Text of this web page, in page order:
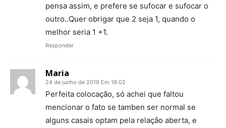
pensa assim, e prefere se sufocar e sufocar o
outro..Quer obrigar que 2 seja 1, quando o
melhor seria 1 +1.
Responder
Maria
24 de junho de 2019 Em 19:02
Perfeita colocação, só achei que faltou
mencionar o fato se tamben ser normal se
alguns casais optam pela relação aberta, e